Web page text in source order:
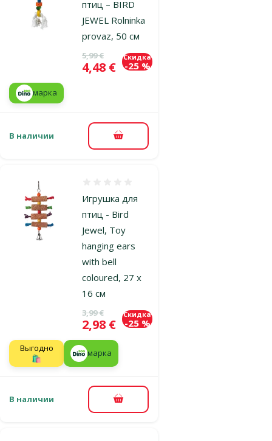
птиц – BIRD
JEWEL Rolninka
provaz, 50 см
Исходная цена
5,99 €
Цена
4,48 €
Скидка
-25 %
марка
В наличии В корзину
Игрушка для
птиц - Bird
Jewel, Toy
hanging ears
with bell
coloured, 27 x
16 см
Исходная цена
3,99 €
Цена
2,98 €
Скидка
-25 %
Выгодно
🛍️
марка
В наличии В корзину